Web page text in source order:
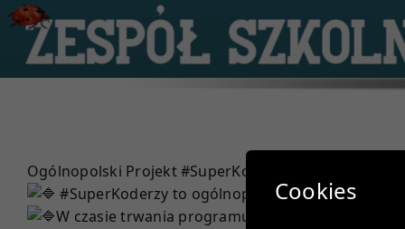
Ogólnopolski Projekt#SuperKoderzy
#SuperKoderzy to ogólnopolski program
W czasie trwania programu uczestniczki i
Cookies